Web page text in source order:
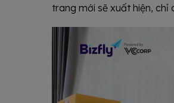
trang mới sẽ xuất hiện,